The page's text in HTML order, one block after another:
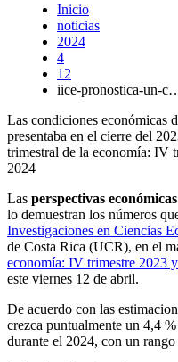
Inicio
noticias
2024
4
12
iice-pronostica-un-
Las condiciones económicas
presentaba en el cierre del
trimestral de la economía: IV
2024
Las perspectivas
lo demuestran los números
Investigaciones en Ciencias
de Costa Rica (UCR), en el
economía: IV trimestre 2023
este viernes 12 de abril.
De acuerdo con las
crezca puntualmente un 4,4
durante el 2024, con un